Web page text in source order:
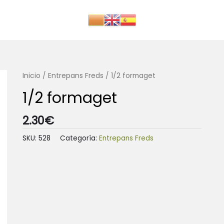
Inicio / Entrepans Freds / 1/2 formaget
1/2 formaget
2.30€
SKU: 528 Categoría: Entrepans Freds